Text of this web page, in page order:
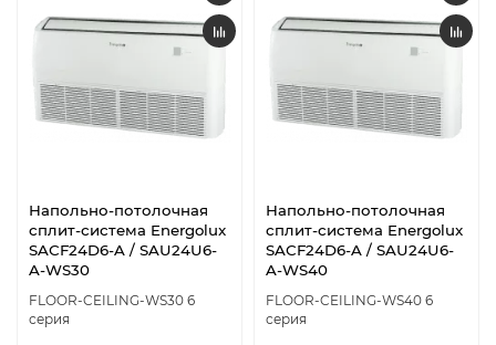
Напольно-потолочная
сплит-система Energolux
SAСF24D6-A / SAU24U6-
A-WS30
FLOOR-CEILING-WS30 6
серия
Напольно-потолочная
сплит-система Energolux
SAСF24D6-A / SAU24U6-
A-WS40
FLOOR-CEILING-WS40 6
серия